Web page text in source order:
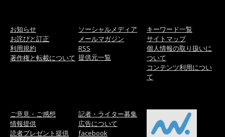
お知らせ
お詫びと訂正
利用規約
著作権と転載について
ソーシャルメディア
メールマガジン
RSS
提供元一覧
キーワード一覧
サイトマップ
個人情報の取り扱いに
ついて
コンテンツ利用につい
て
ご意見・ご感想
情報提供
読者プレゼント提供
記者・ライター募集
広告について
facebook